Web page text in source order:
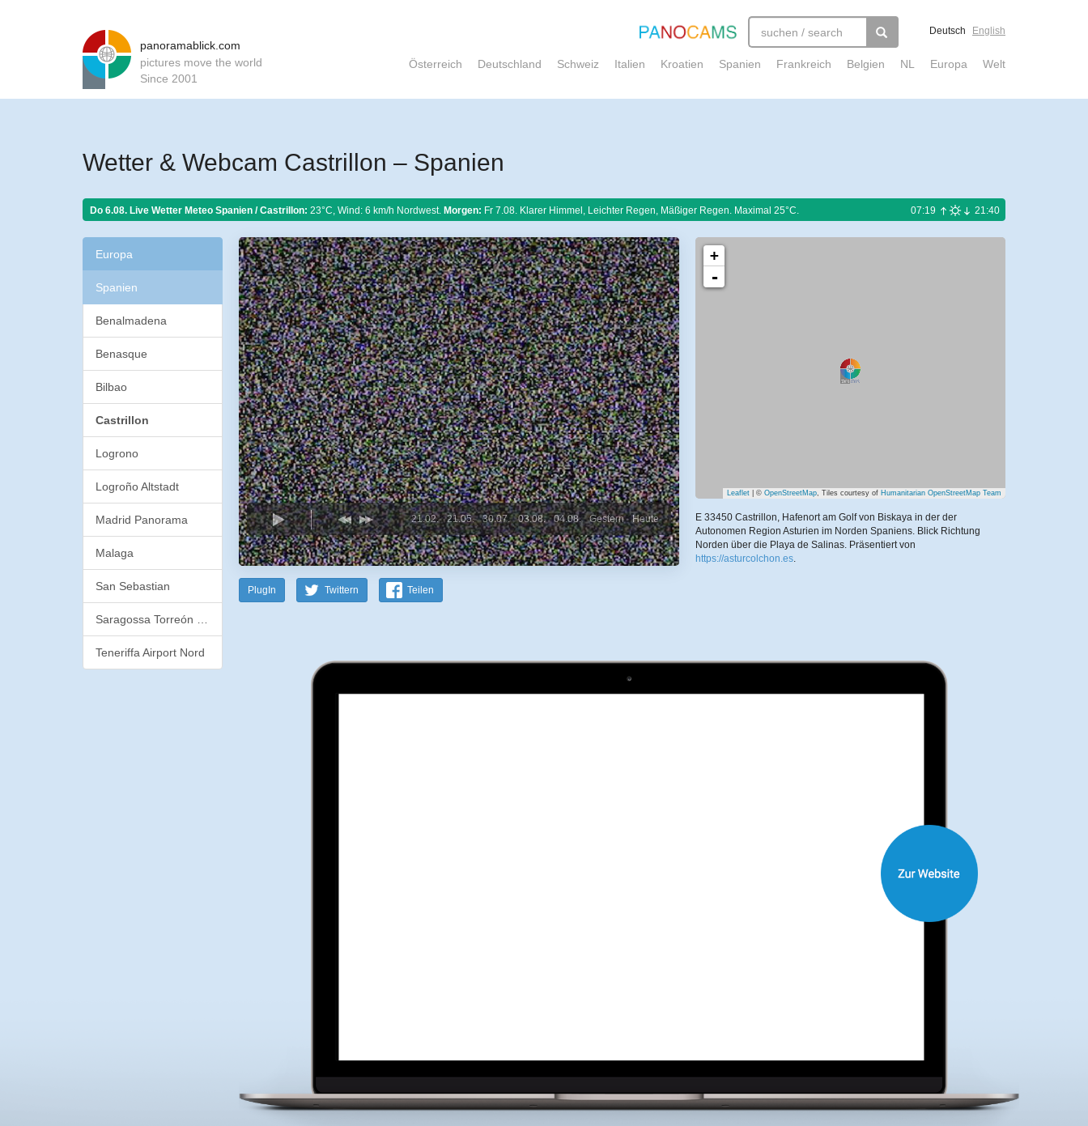
panoramablick.com
pictures move the world
Since 2001
Deutsch English
Österreich Deutschland Schweiz Italien Kroatien Spanien Frankreich Belgien NL Europa Welt
Wetter & Webcam Castrillon – Spanien
Do 6.08. Live Wetter Meteo Spanien / Castrillon: 23°C, Wind: 6 km/h Nordwest. Morgen: Fr 7.08. Klarer Himmel, Leichter Regen, Mäßiger Regen. Maximal 25°C. 07:19 21:40
Europa
Spanien
Benalmadena
Benasque
Bilbao
Castrillon
Logrono
Logroño Altstadt
Madrid Panorama
Malaga
San Sebastian
Teneriffa Airport Nord
Heute
Gestern
04.08.
03.08.
30.07.
21.05.
21.02.
+
-
Leaflet| © OpenStreetMap, Tiles courtesy of Humanitarian OpenStreetMap Team
E 33450 Castrillon, Hafenort am Golf von Biskaya in der der
Autonomen Region Asturien im Norden Spaniens. Blick Richtung
Norden über die Playa de Salinas. Präsentiert von
https://asturcolchon.es.
PlugIn Twittern Teilen